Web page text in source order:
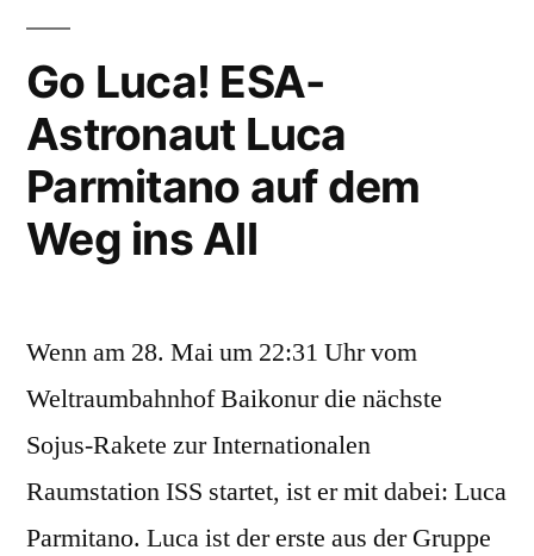
Raumfahrt“
Go Luca! ESA-
Astronaut Luca
Parmitano auf dem
Weg ins All
Wenn am 28. Mai um 22:31 Uhr vom
Weltraumbahnhof Baikonur die nächste
Sojus-Rakete zur Internationalen
Raumstation ISS startet, ist er mit dabei: Luca
Parmitano. Luca ist der erste aus der Gruppe